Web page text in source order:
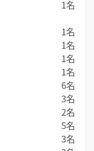
1名
1名
1名
1名
1名
6名
3名
2名
5名
3名